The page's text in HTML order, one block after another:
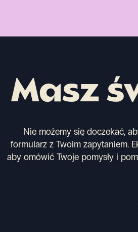
Masz
Nie możemy się doczekać,
formularz z Twoim zapytaniem.
aby omówić Twoje pomysły i